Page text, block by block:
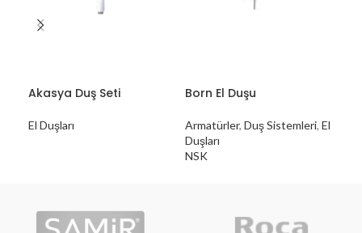
Akasya Duş Seti
El Duşları
Born El Duşu
Armatürler, Duş Sistemleri, El
Duşları
NSK